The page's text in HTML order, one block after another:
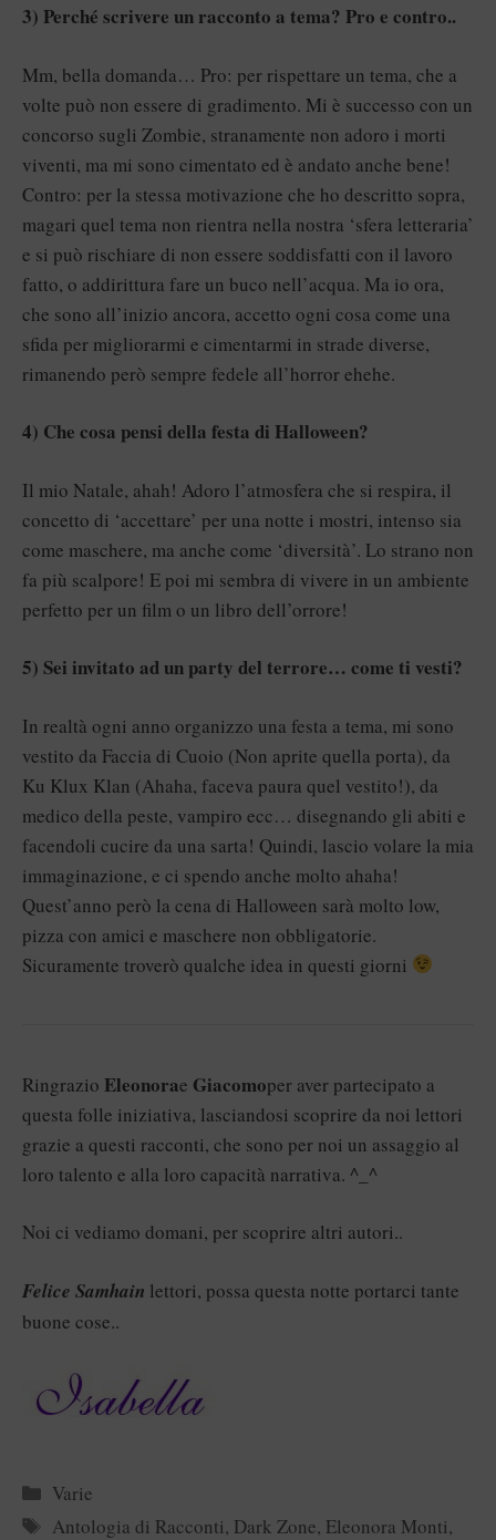
3) Perché scrivere un racconto a tema? Pro e contro..
Mm, bella domanda… Pro: per rispettare un tema, che a
volte può non essere di gradimento. Mi è successo con un
concorso sugli Zombie, stranamente non adoro i morti
viventi, ma mi sono cimentato ed è andato anche bene!
Contro: per la stessa motivazione che ho descritto sopra,
magari quel tema non rientra nella nostra ‘sfera letteraria’
e si può rischiare di non essere soddisfatti con il lavoro
fatto, o addirittura fare un buco nell’acqua. Ma io ora,
che sono all’inizio ancora, accetto ogni cosa come una
sfida per migliorarmi e cimentarmi in strade diverse,
rimanendo però sempre fedele all’horror ehehe.
4) Che cosa pensi della festa di Halloween?
Il mio Natale, ahah! Adoro l’atmosfera che si respira, il
concetto di ‘accettare’ per una notte i mostri, intenso sia
come maschere, ma anche come ‘diversità’. Lo strano non
fa più scalpore! E poi mi sembra di vivere in un ambiente
perfetto per un film o un libro dell’orrore!
5) Sei invitato ad un party del terrore… come ti vesti?
In realtà ogni anno organizzo una festa a tema, mi sono
vestito da Faccia di Cuoio (Non aprite quella porta), da
Ku Klux Klan (Ahaha, faceva paura quel vestito!), da
medico della peste, vampiro ecc… disegnando gli abiti e
facendoli cucire da una sarta! Quindi, lascio volare la mia
immaginazione, e ci spendo anche molto ahaha!
Quest’anno però la cena di Halloween sarà molto low,
pizza con amici e maschere non obbligatorie.
Sicuramente troverò qualche idea in questi giorni
Ringrazio Eleonorae Giacomoper aver partecipato a
questa folle iniziativa, lasciandosi scoprire da noi lettori
grazie a questi racconti, che sono per noi un assaggio al
loro talento e alla loro capacità narrativa. ^_^
Noi ci vediamo domani, per scoprire altri autori..
Felice Samhain lettori, possa questa notte portarci tante
buone cose..
Categorie
Varie
Tag
Antologia di Racconti, Dark Zone, Eleonora Monti,